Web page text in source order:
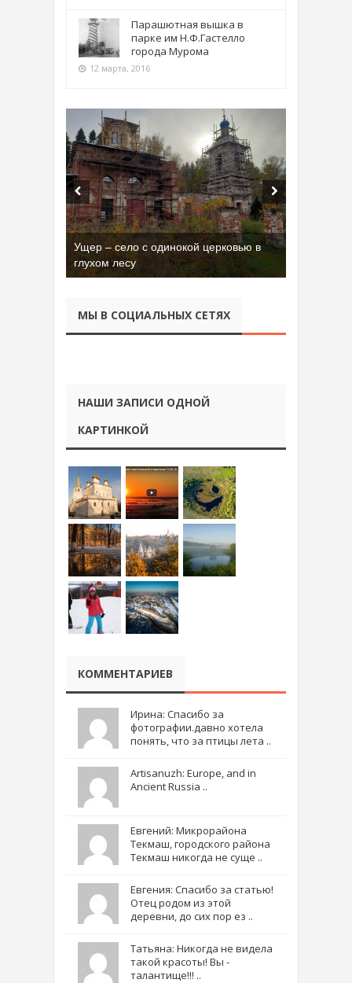
Парашютная вышка в
парке им Н.Ф.Гастелло
города Мурома
12 марта, 2016
Бывшая танковая часть имени Сухэ-
Батора во Владимире
МЫ В СОЦИАЛЬНЫХ СЕТЯХ
НАШИ ЗАПИСИ ОДНОЙ
КАРТИНКОЙ
КОММЕНТАРИЕВ
Ирина: Спасибо за
фотографии.давно хотела
понять, что за птицы лета ..
Artisanuzh: Europe, and in
Ancient Russia ..
Евгений: Микрорайона
Текмаш, городского района
Текмаш никогда не суще ..
Евгения: Спасибо за статью!
Отец родом из этой
деревни, до сих пор ез ..
Татьяна: Никогда не видела
такой красоты! Вы -
талантище!!! ..